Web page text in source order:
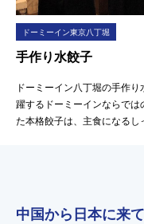
ドーミーイン東京八丁堀
手作り水餃子
ドーミーイン八丁堀の手作
躍するドーミーインならで
た本格餃子は、主食になるし
中国から日本に来